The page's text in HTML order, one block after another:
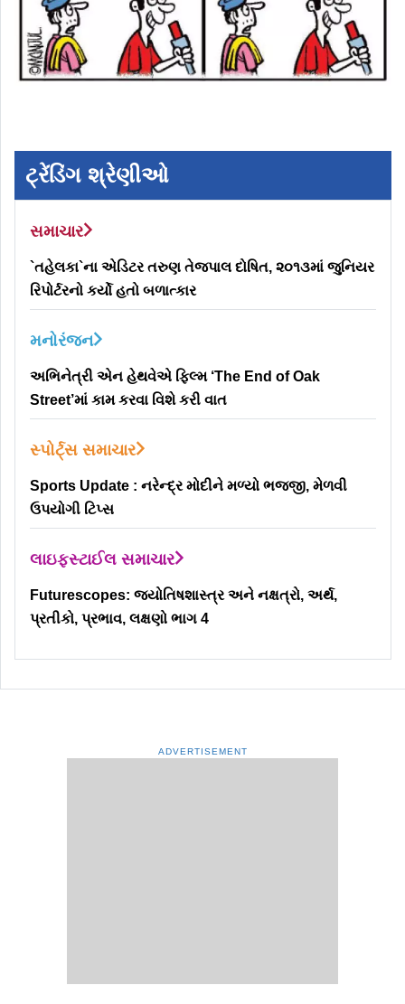
ટ્રેંડિંગ શ્રેણીઓ
સમાચાર
`તહેલકા`ના એડિટર તરુણ તેજપાલ દોષિત, ૨૦૧૩માં જુનિયર
રિપોર્ટરનો કર્યો હતો બળાત્કાર
મનોરંજન
અભિનેત્રી એન હેથવેએ ફિલ્મ ‘The End of Oak
Street’માં કામ કરવા વિશે કરી વાત
સ્પોર્ટ્સ સમાચાર
Sports Update : નરેન્દ્ર મોદીને મળ્યો ભજ્જી, મેળવી
ઉપયોગી ટિપ્સ
લાઇફસ્ટાઈલ સમાચાર
Futurescopes: જ્યોતિષશાસ્ત્ર અને નક્ષત્રો, અર્થ,
પ્રતીકો, પ્રભાવ, લક્ષણો ભાગ 4
ADVERTISEMENT